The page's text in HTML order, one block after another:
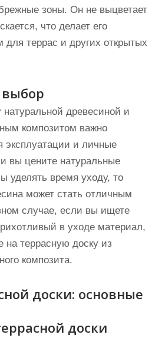
зоны. Он не выцветает
что делает его
террас и других открытых
древесиной и
композитом важно
эксплуатации и личные
вы цените натуральные
уделять время уходу, то
может стать отличным
случае, если вы ищете
в уходе материал,
на террасную доску из
композита.
доски: основные
доски